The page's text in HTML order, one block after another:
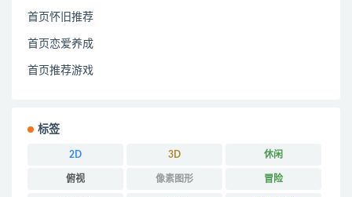
首页怀旧推荐
首页恋爱养成
首页推荐游戏
标签
2D 3D 休闲
俯视 像素图形 冒险